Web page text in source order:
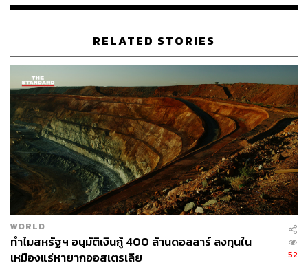
กลุ่มติดอาวุธในภูมิภาคด้วย
“ที่สำคัญที่สุด พวกเขาจะมีคำมั่นสัญญาที่ตรวจสอบได้ว่า จะ
ไม่สร้างอาวุธนิวเคลียร์” แวนซ์กล่าว
เจ้าหน้าที่สหรัฐฯ และอิหร่านชี้ว่า ข้อตกลงนี้อาจนำมาซึ่งผล
ประโยชน์ทางเศรษฐกิจอย่างมหาศาลแก่อิหร่านในที่สุด โดย
การยกเลิกมาตรการคว่ำบาตร ปลดล็อกทรัพย์สินในต่าง
ประเทศ และจัดตั้งกองทุนฟื้นฟูความเสียหายของอิหร่าน
มูลค่า 3 แสนล้านดอลลาร์ ด้วยเงินสนับสนุนจากประเทศ
เพื่อนบ้านในอ่าวเปอร์เซีย ซึ่งเป็นที่ตั้งของฐานทัพสหรัฐฯ
ทางด้านประธานาธิบดีมาซูด เปเซชเกียน ของอิหร่าน โพสต์
ข้อความบนโซเชียลมีเดียว่า “บันทึกความเข้าใจระหว่าง
RELATED STORIES
WORLD
ทำไมสหรัฐฯ อนุมัติเงินกู้ 400 ล้านดอลลาร์ ลงทุนใน
เหมืองแร่หายากออสเตรเลีย
52